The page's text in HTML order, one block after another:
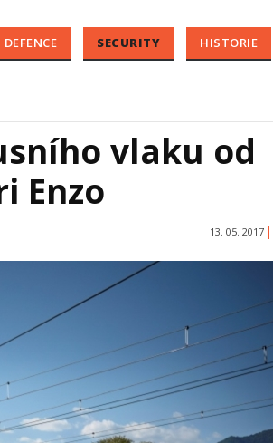
DEFENCE SECURITY HISTORIE
vlaku od
Enzo
13. 05. 2017